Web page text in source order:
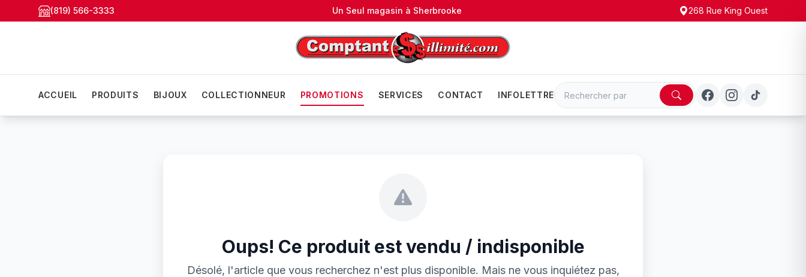
(819) 566-3333 Un Seul magasin à Sherbrooke 268 Rue King Ouest
ACCUEIL PRODUITS BIJOUX COLLECTIONNEUR PROMOTIONS SERVICES CONTACT INFOLETTRE
Oups! Ce produit est vendu / indisponible
Désolé, l'article que vous recherchez n'est plus disponible. Mais ne vous inquiétez pas,